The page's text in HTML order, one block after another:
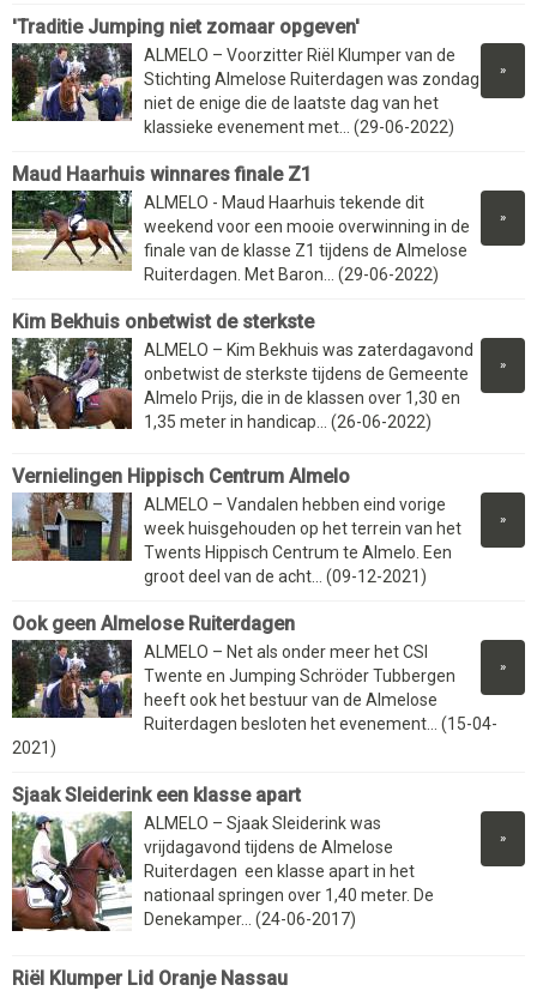
'Traditie Jumping niet zomaar opgeven'
»
ALMELO – Voorzitter Riël Klumper van de
Stichting Almelose Ruiterdagen was zondag
niet de enige die de laatste dag van het
klassieke evenement met... (29-06-2022)
Maud Haarhuis winnares finale Z1
»
ALMELO - Maud Haarhuis tekende dit
weekend voor een mooie overwinning in de
finale van de klasse Z1 tijdens de Almelose
Ruiterdagen. Met Baron... (29-06-2022)
Kim Bekhuis onbetwist de sterkste
»
ALMELO – Kim Bekhuis was zaterdagavond
onbetwist de sterkste tijdens de Gemeente
Almelo Prijs, die in de klassen over 1,30 en
1,35 meter in handicap... (26-06-2022)
Vernielingen Hippisch Centrum Almelo
»
ALMELO – Vandalen hebben eind vorige
week huisgehouden op het terrein van het
Twents Hippisch Centrum te Almelo. Een
groot deel van de acht... (09-12-2021)
Ook geen Almelose Ruiterdagen
»
ALMELO – Net als onder meer het CSI
Twente en Jumping Schröder Tubbergen
heeft ook het bestuur van de Almelose
Ruiterdagen besloten het evenement... (15-04-
2021)
Sjaak Sleiderink een klasse apart
»
ALMELO – Sjaak Sleiderink was
vrijdagavond tijdens de Almelose
Ruiterdagen een klasse apart in het
nationaal springen over 1,40 meter. De
Denekamper... (24-06-2017)
Riël Klumper Lid Oranje Nassau